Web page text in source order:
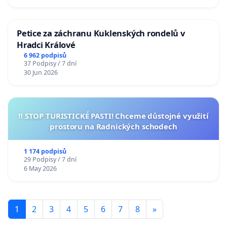
Petice za záchranu Kuklenských rondelů v
Hradci Králové
6 962 podpisů
37 Podpisy / 7 dní
30 Jun 2026
‼️ STOP TURISTICKÉ PASTI! Chceme důstojné využití
prostoru na Radnických schodech
1 174 podpisů
29 Podpisy / 7 dní
6 May 2026
1 2 3 4 5 6 7 8 »